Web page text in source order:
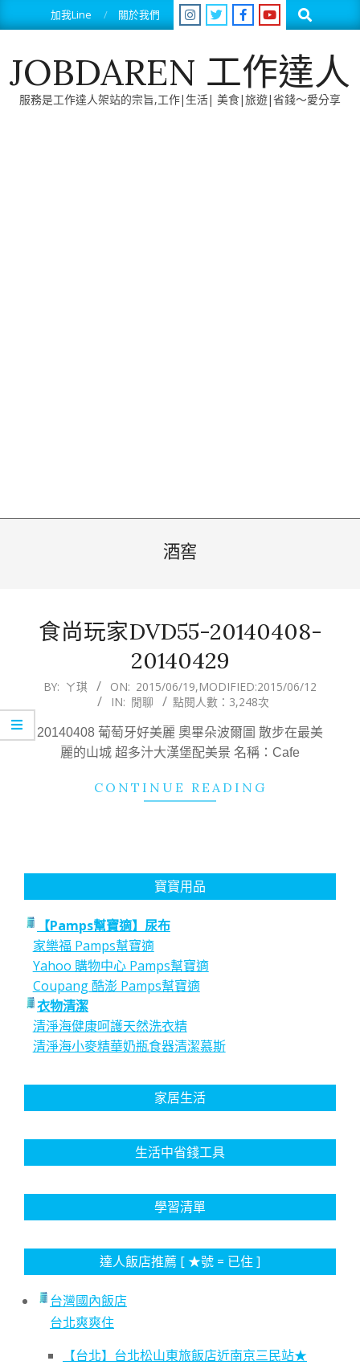
to
加我Line 關於我們 Search
JOBDAREN 工作達人
服務是工作達人架站的宗旨,工作|生活| 美食|旅遊|省錢～愛分享
酒窖
食尚玩家DVD55-20140408-
20140429
2015-
19
BY: ㄚ琪 ON: 2015/06/19,MODIFIED:2015/06/12
IN: 閒聊 點閱人數：3,248次
20140408 葡萄牙好美麗 奧畢朵波爾圖 散步在最美
麗的山城 超多汁大漢堡配美景 名稱：Cafe
CONTINUE READING
寶寶用品
【Pamps幫寶適】尿布
家樂福 Pamps幫寶適
Yahoo 購物中心 Pamps幫寶適
Coupang 酷澎 Pamps幫寶適
衣物清潔
清淨海健康呵護天然洗衣精
清淨海小麥精華奶瓶食器清潔慕斯
家居生活
生活中省錢工具
學習清單
達人飯店推薦 [ ★號 = 已住 ]
台灣國內飯店
台北爽爽住
【台北】台北松山東旅飯店近南京三民站★